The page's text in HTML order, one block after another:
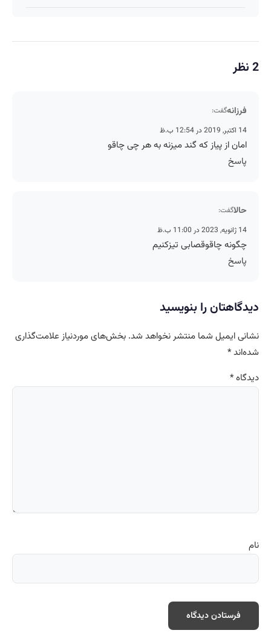
2 نظر
فرزانهگفت:
14 اکتبر, 2019 در 12:54 ب.ظ
امان از پیاز که گند میزنه به هر چی چاقو
پاسخ
حالاگفت:
14 ژانویه, 2023 در 11:00 ب.ظ
چگونه چاقوقصابی تیزکنیم
پاسخ
دیدگاهتان را بنویسید
نشانی ایمیل شما منتشر نخواهد شد. بخش‌های موردنیاز علامت‌گذاری
شده‌اند*
دیدگاه*
نام